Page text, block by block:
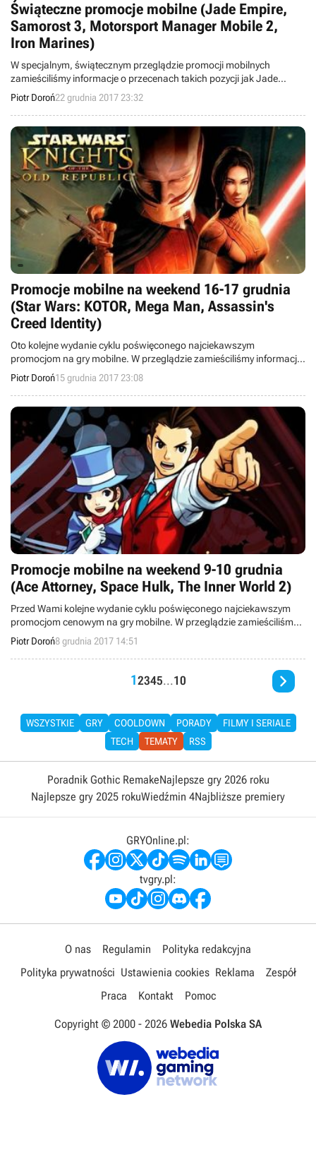
Świąteczne promocje mobilne (Jade Empire,
Samorost 3, Motorsport Manager Mobile 2,
Iron Marines)
W specjalnym, świątecznym przeglądzie promocji mobilnych
zamieściliśmy informacje o przecenach takich pozycji jak Jade
Empire: Special Edition, Samorost 3, Motorsport Manager Mobile 2,
Iron Marines, Kingdom: New Lands, Farming Simulator 18, The
Room Three, Cat Quest, Old Man's Journey, Football Manager
Touch 2018 i Her Story.
Piotr Doroń22 grudnia 2017 23:32
Promocje mobilne na weekend 16-17 grudnia
(Star Wars: KOTOR, Mega Man, Assassin's
Creed Identity)
Oto kolejne wydanie cyklu poświęconego najciekawszym
promocjom na gry mobilne. W przeglądzie zamieściliśmy informacje
o przecenach takich tytułów jak Star Wars: Knights of the Old
Republic, LEGO Star Wars, seria Mega Man, Assassin's Creed
Identity, trylogia shmupów Ray, a także Hero Siege Pocket Edition.
Piotr Doroń15 grudnia 2017 23:08
Promocje mobilne na weekend 9-10 grudnia
(Ace Attorney, Space Hulk, The Inner World 2)
Przed Wami kolejne wydanie cyklu poświęconego najciekawszym
promocjom cenowym na gry mobilne. W przeglądzie zamieściliśmy
informacje o przecenach takich pozycji jak gry z serii Ace Attorney,
Space Hulk, The Inner World – The Last Wind Monk, The Westport
Independent, Table Tennis Touch, Realpolitiks Mobile, Beartopia i So
Piotr Doroń8 grudnia 2017 14:51
12345...10 
WSZYSTKIE GRY COOLDOWN PORADY
FILMY I SERIALE
TECH
TEMATY RSS
Poradnik Gothic RemakeNajlepsze gry 2026 roku
Najlepsze gry 2025 rokuWiedźmin 4Najbliższe premiery
GRYOnline.pl:
tvgry.pl:
O nas Regulamin
Polityka redakcyjna
Polityka prywatności Ustawienia cookies Reklama
Zespół
Praca
Kontakt Pomoc
Copyright © 2000 - 2026 Webedia Polska SA